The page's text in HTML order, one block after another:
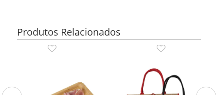
Produtos Relacionados